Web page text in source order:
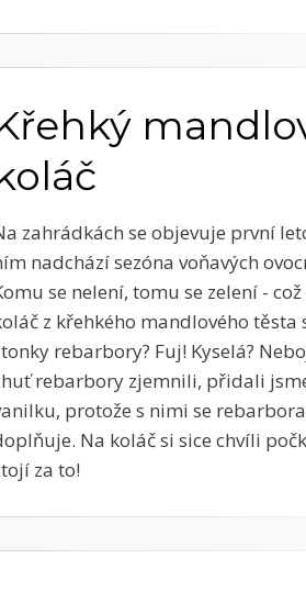
zahrádkách se objevuje první
nadchází sezóna voňavých
se nelení, tomu se zelení -
z křehkého mandlového těsta
rebarbory? Fuj! Kyselá?
rebarbory zjemnili, přidali
protože s nimi se
Na koláč si sice chvíli
za to!